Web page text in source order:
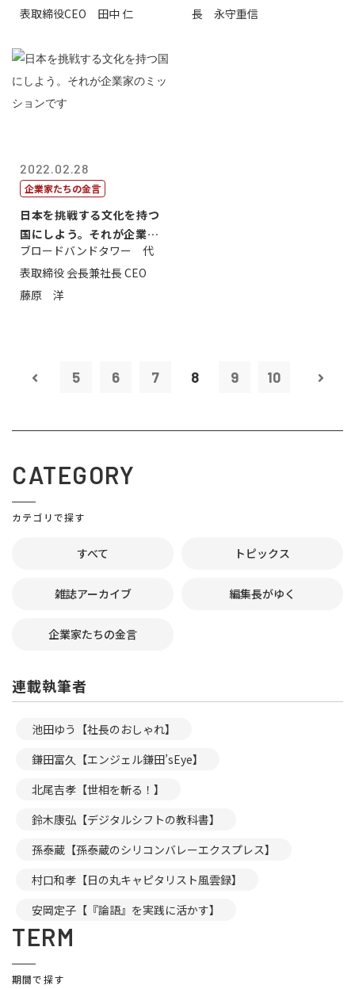
表取締役CEO 田中 仁
長 永守重信
2022.02.28
企業家たちの金言
日本を挑戦する文化を持つ
国にしよう。それが企業家
のミッション...
ブロードバンドタワー 代
表取締役 会長兼社長 CEO
藤原 洋
5 6 7 8 9 10
CATEGORY
カテゴリで探す
すべて トピックス
雑誌アーカイブ 編集長がゆく
企業家たちの金言
連載執筆者
池田ゆう【社長のおしゃれ】
鎌田富久【エンジェル鎌田’sEye】
北尾吉孝【世相を斬る！】
鈴木康弘【デジタルシフトの教科書】
孫泰蔵【孫泰蔵のシリコンバレーエクスプレス】
村口和孝【日の丸キャピタリスト風雲録】
安岡定子【『論語』を実践に活かす】
TERM
期間で探す